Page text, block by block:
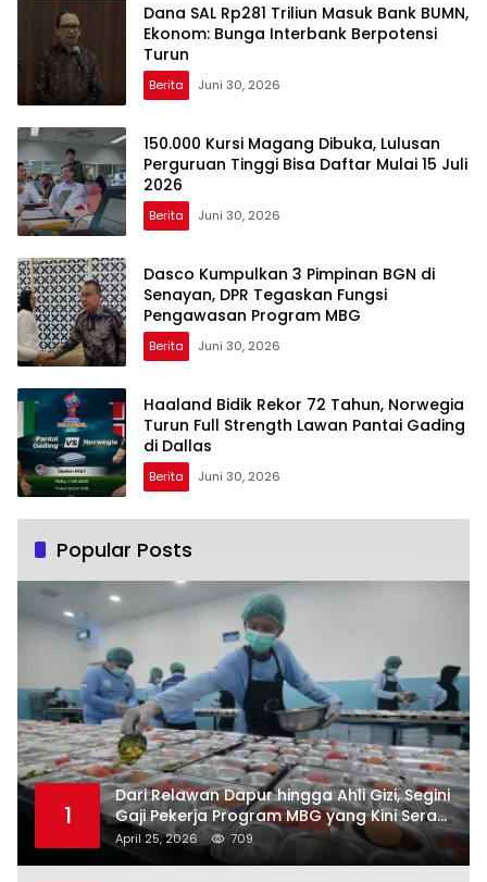
Dana SAL Rp281 Triliun Masuk Bank BUMN,
Ekonom: Bunga Interbank Berpotensi
Turun
Berita Juni 30, 2026
150.000 Kursi Magang Dibuka, Lulusan
Perguruan Tinggi Bisa Daftar Mulai 15 Juli
2026
Berita Juni 30, 2026
Dasco Kumpulkan 3 Pimpinan BGN di
Senayan, DPR Tegaskan Fungsi
Pengawasan Program MBG
Berita Juni 30, 2026
Haaland Bidik Rekor 72 Tahun, Norwegia
Turun Full Strength Lawan Pantai Gading
di Dallas
Berita Juni 30, 2026
Popular Posts
1
Dari Relawan Dapur hingga Ahli Gizi, Segini
Gaji Pekerja Program MBG yang Kini Serap
Hampir Sejuta Tenaga Kerja
April 25, 2026 709